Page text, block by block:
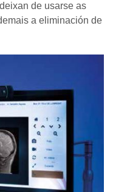
de usarse as
a eliminación de